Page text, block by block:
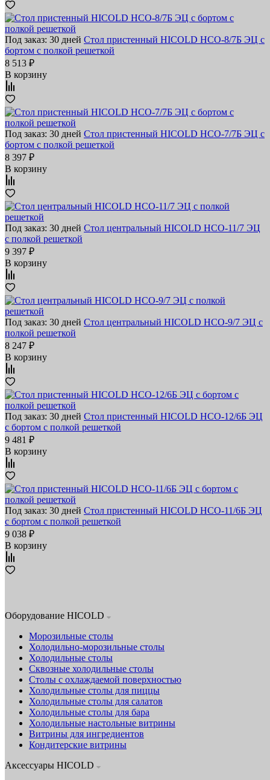
Под заказ: 30 дней Стол пристенный HICOLD НСО-8/7Б ЭЦ с
бортом с полкой решеткой
8 513 ₽
В корзину
Под заказ: 30 дней Стол пристенный HICOLD НСО-7/7Б ЭЦ с
бортом с полкой решеткой
8 397 ₽
В корзину
Под заказ: 30 дней Стол центральный HICOLD НСО-11/7 ЭЦ
с полкой решеткой
9 397 ₽
В корзину
Под заказ: 30 дней Стол центральный HICOLD НСО-9/7 ЭЦ с
полкой решеткой
8 247 ₽
В корзину
Под заказ: 30 дней Стол пристенный HICOLD НСО-12/6Б ЭЦ
с бортом с полкой решеткой
9 481 ₽
В корзину
Под заказ: 30 дней Стол пристенный HICOLD НСО-11/6Б ЭЦ
с бортом с полкой решеткой
9 038 ₽
В корзину
Оборудование HICOLD
Морозильные столы
Холодильно-морозильные столы
Холодильные столы
Сквозные холодильные столы
Столы с охлаждаемой поверхностью
Холодильные столы для пиццы
Холодильные столы для салатов
Холодильные столы для бара
Холодильные настольные витрины
Витрины для ингредиентов
Кондитерские витрины
Аксессуары HICOLD